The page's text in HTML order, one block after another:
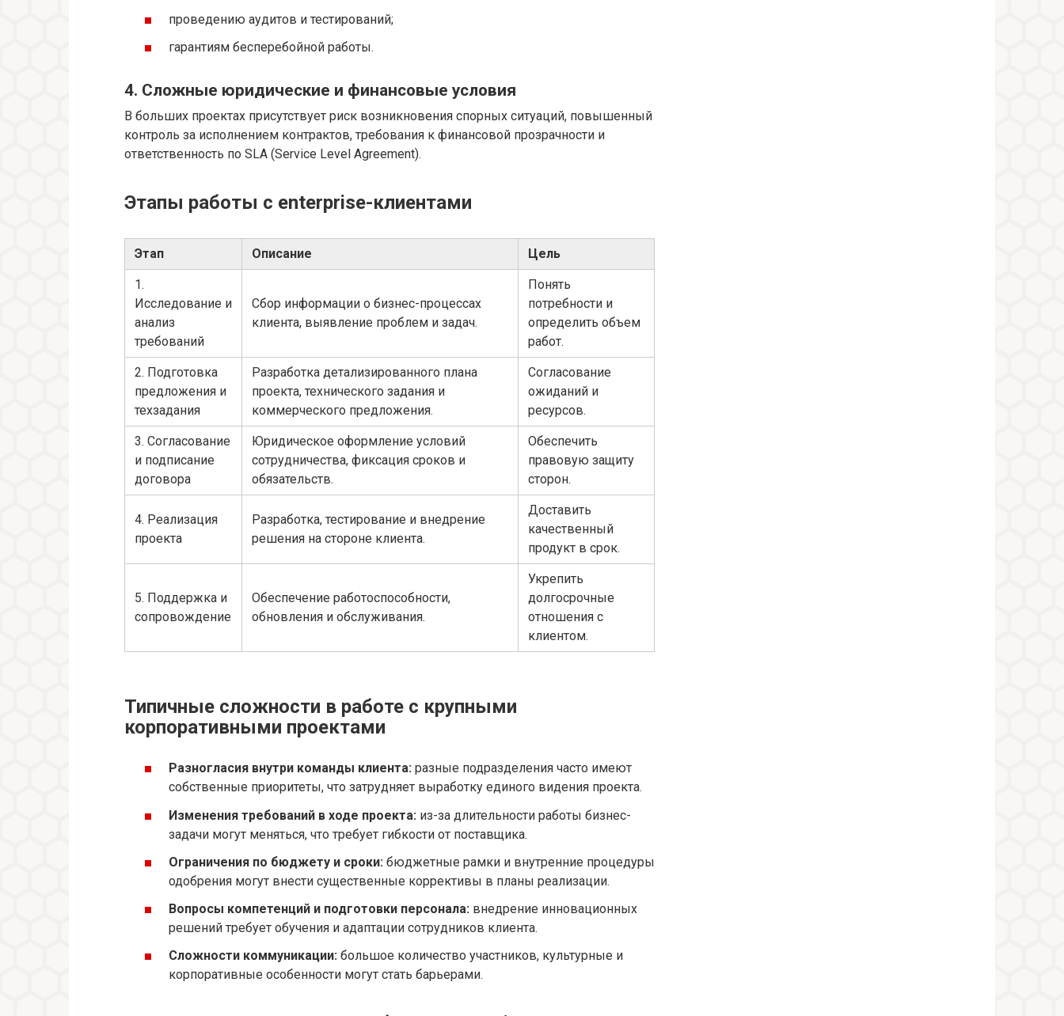
проведению аудитов и тестирований;
гарантиям бесперебойной работы.
4. Сложные юридические и финансовые условия
В больших проектах присутствует риск возникновения спорных ситуаций, повышенный
контроль за исполнением контрактов, требования к финансовой прозрачности и
ответственность по SLA (Service Level Agreement).
Этапы работы с enterprise-клиентами
Этап Описание Цель
1.
Исследование и
анализ
требований
Сбор информации о бизнес-процессах
клиента, выявление проблем и задач.
Понять
потребности и
определить объем
работ.
2. Подготовка
предложения и
техзадания
Разработка детализированного плана
проекта, технического задания и
коммерческого предложения.
Согласование
ожиданий и
ресурсов.
3. Согласование
и подписание
договора
Юридическое оформление условий
сотрудничества, фиксация сроков и
обязательств.
Обеспечить
правовую защиту
сторон.
4. Реализация
проекта
Разработка, тестирование и внедрение
решения на стороне клиента.
Доставить
качественный
продукт в срок.
5. Поддержка и
сопровождение
Обеспечение работоспособности,
обновления и обслуживания.
Укрепить
долгосрочные
отношения с
клиентом.
Типичные сложности в работе с крупными
корпоративными проектами
Разногласия внутри команды клиента: разные подразделения часто имеют
собственные приоритеты, что затрудняет выработку единого видения проекта.
Изменения требований в ходе проекта: из-за длительности работы бизнес-
задачи могут меняться, что требует гибкости от поставщика.
Ограничения по бюджету и сроки: бюджетные рамки и внутренние процедуры
одобрения могут внести существенные коррективы в планы реализации.
Вопросы компетенций и подготовки персонала: внедрение инновационных
решений требует обучения и адаптации сотрудников клиента.
Сложности коммуникации: большое количество участников, культурные и
корпоративные особенности могут стать барьерами.